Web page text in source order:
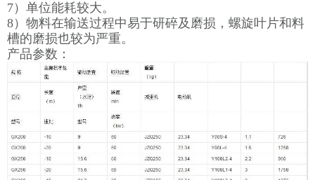
7）单位能耗较大。
8）物料在输送过程中易于研碎及磨损，螺旋叶片和料
槽的磨损也较为严重。
产品参数：